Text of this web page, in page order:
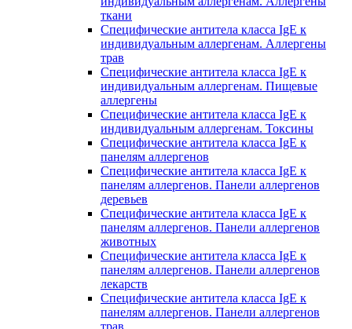
ткани
Специфические антитела класса IgE к
индивидуальным аллергенам. Аллергены
трав
Специфические антитела класса IgE к
индивидуальным аллергенам. Пищевые
аллергены
Специфические антитела класса IgE к
индивидуальным аллергенам. Токсины
Специфические антитела класса IgE к
панелям аллергенов
Специфические антитела класса IgE к
панелям аллергенов. Панели аллергенов
деревьев
Специфические антитела класса IgE к
панелям аллергенов. Панели аллергенов
животных
Специфические антитела класса IgE к
панелям аллергенов. Панели аллергенов
лекарств
Специфические антитела класса IgE к
панелям аллергенов. Панели аллергенов
трав